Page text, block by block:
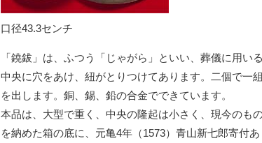
口径43.3センチ
「鐃鈸」は、ふつう「じゃがら」といい、葬儀に用
中央に穴をあけ、紐がとりつけてあります。二個で一
を出します。銅、錫、鉛の合金でできています。
本品は、大型で重く、中央の隆起は小さく、現今のも
を納めた箱の底に、元亀4年（1573）青山新七郎寄付あ